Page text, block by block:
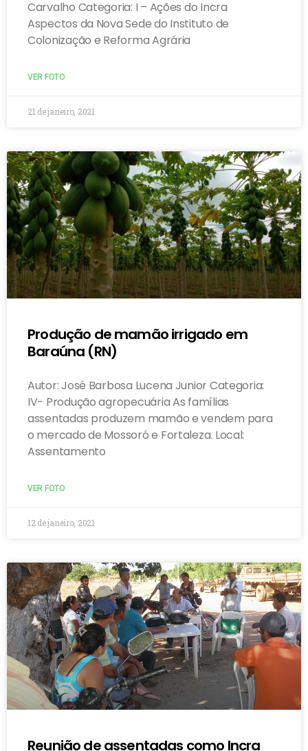
Carvalho Categoria: I – Ações do Incra
Aspectos da Nova Sede do Instituto de
Colonização e Reforma Agrária
VER FOTO
21 de janeiro, 2021
Produção de mamão irrigado em
Baraúna (RN)
Autor: José Barbosa Lucena Junior Categoria:
IV- Produção agropecuária As famílias
assentadas produzem mamão e vendem para
o mercado de Mossoró e Fortaleza. Local:
Assentamento
VER FOTO
12 de janeiro, 2021
Reunião de assentadas como Incra